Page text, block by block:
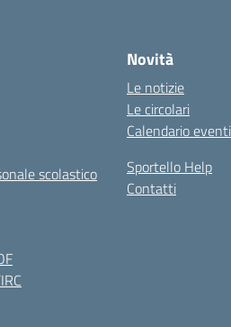
scolastico
Novità
Le notizie
Le circolari
Calendario eventi
Sportello Help
Contatti